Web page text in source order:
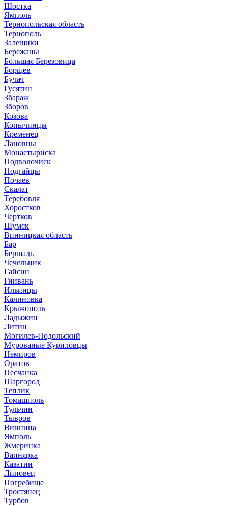
Шостка
Ямполь
Тернопольская область
Тернополь
Залещики
Бережаны
Большая Березовица
Борщев
Бучач
Гусятин
Збараж
Зборов
Козова
Копычинцы
Кременец
Лановцы
Монастыриска
Подволочиск
Подгайцы
Почаев
Скалат
Теребовля
Хоростков
Чертков
Шумск
Винницкая область
Бар
Бершадь
Чечельник
Гайсин
Гнивань
Ильинцы
Калиновка
Крыжополь
Ладыжин
Литин
Могилев-Подольский
Мурованые Куриловцы
Немиров
Оратов
Песчанка
Шаргород
Теплик
Томашполь
Тульчин
Тывров
Винница
Ямполь
Жмеринка
Вапнярка
Казатин
Липовец
Погребище
Тростянец
Турбов